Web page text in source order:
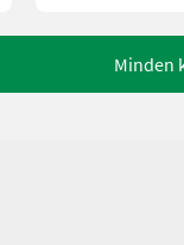
Minden